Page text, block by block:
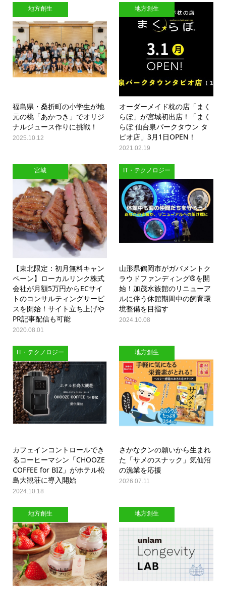
地方創生
福島県・桑折町の小学生が地
元の桃「あかつき」でオリジ
ナルジュース作りに挑戦！
2025.10.12
地方創生
オーダーメイド枕の店「まく
らぼ」が宮城初出店！「まく
らぼ 仙台泉パークタウン タ
ピオ店」3月1日OPEN！
2021.02.19
宮城
【東北限定：初月無料キャン
ペーン】ローカルリンク株式
会社が月額5万円からECサイ
トのコンサルティングサービ
スを開始！サイト立ち上げや
PR記事配信も可能
2020.08.01
IT・テクノロジー
山形県鶴岡市がガバメントク
ラウドファンディング®を開
始！加茂水族館のリニューア
ルに伴う休館期間中の飼育環
境整備を目指す
2024.10.08
IT・テクノロジー
カフェインコントロールでき
るコーヒーマシン「CHOOZE
COFFEE for BIZ」がホテル松
島大観荘に導入開始
2024.10.18
地方創生
さかなクンの願いから生まれ
た「サメのスナック」気仙沼
の漁業を応援
2026.07.11
地方創生 地方創生